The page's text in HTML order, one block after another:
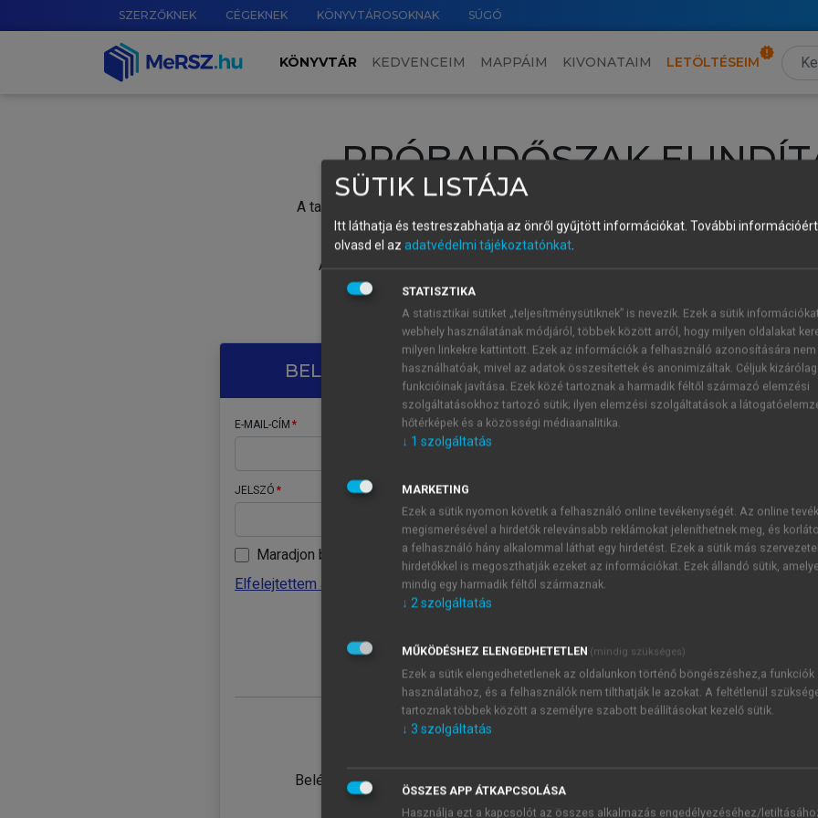
SZERZŐKNEK CÉGEKNEK KÖNYVTÁROSOKNAK SÚGÓ
KÖNYVTÁR KEDVENCEIM MAPPÁIM KIVONATAIM LETÖLTÉSEIM
PRÓBAIDŐSZAK
A tartalom megtekintéséhez lépj be a saját fiókoddal, iskolai azonosítóddal vagy
Új felhasználóként1 óra díjmentes hozzáférésrevagy
A próbaidőszak elindításához,
vagy hozz
A regisztráció után a
BELÉPÉS SAJÁT FIÓKKAL
E-MAIL-CÍM
JELSZÓ
Maradjon belépve
Elfelejtettem a jelszavamat
Belépés intézményi azonosítóval
ÚJ FIÓK
1 óra
JELSZÓ
Kérek értesítést a MeRSZ
Kérek értesítést az
SÜTIK LISTÁJA
Itt láthatja és testreszabhatja az önről gyűjtött információkat. További
olvasd el az adatvédelmi tájékoztatónkat.
STATISZTIKA
A statisztikai sütiket „teljesítménysütiknek” is nevezik. Ezek a sütik
webhely használatának módjáról, többek között arról, hogy milyen oldalakat
milyen linkekre kattintott. Ezek az információk a felhasználó azonosítására nem
használhatóak, mivel az adatok összesítettek és anonimizáltak. Céljuk
funkcióinak javítása. Ezek közé tartoznak a harmadik féltől származó elemzési
szolgáltatásokhoz tartozó sütik; ilyen elemzési szolgáltatások a
hőtérképek és a közösségi médiaanalitika.
↓ 1 szolgáltatás
MARKETING
Ezek a sütik nyomon követik a felhasználó online tevékenységét. Az online
megismerésével a hirdetők relevánsabb reklámokat jeleníthetnek meg, és
a felhasználó hány alkalommal láthat egy hirdetést. Ezek a sütik más
hirdetőkkel is megoszthatják ezeket az információkat. Ezek állandó sütik,
mindig egy harmadik féltől származnak.
↓ 2szolgáltatás
MŰKÖDÉSHEZ ELENGEDHETETLEN (mindig szükséges)
Ezek a sütik elengedhetetlenek az oldalunkon történő böngészéshez,a funkciók
használatához, és a felhasználók nem tilthatják le azokat. A feltétlenül
tartoznak többek között a személyre szabott beállításokat kezelő sütik.
↓ 3 szolgáltatás
ÖSSZES APP ÁTKAPCSOLÁSA
Használja ezt a kapcsolót az összes alkalmazás engedélyezéséhez/